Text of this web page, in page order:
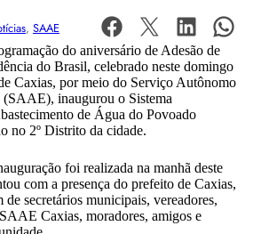
, SAAE
do aniversário de Adesão de
do Brasil, celebrado neste domingo
Caxias, por meio do Serviço Autônomo
inaugurou o Sistema
de Água do Povoado
no 2º Distrito da cidade.
foi realizada na manhã deste
com a presença do prefeito de Caxias,
secretários municipais, vereadores,
Caxias, moradores, amigos e